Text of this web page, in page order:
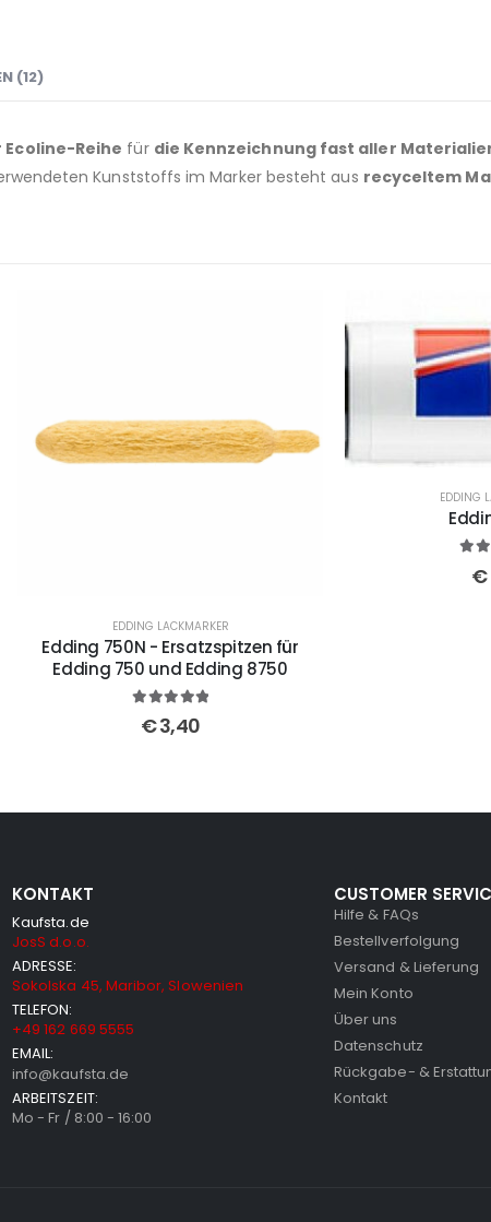
(12)
Reihe für die Kennzeichnung fast aller
Kunststoffs im Marker besteht aus recyceltem
EDDING LACKMARKER
Edding 750N - Ersatzspitzen für
Edding 750 und Edding 8750
out of 5
€3,40
EDDING
€
KONTAKT
Kaufsta.de
JosS d.o.o.
ADRESSE:
Sokolska 45, Maribor, Slowenien
TELEFON:
+49 162 669 5555
EMAIL:
info@kaufsta.de
ARBEITSZEIT:
Mo - Fr / 8:00 - 16:00
CUSTOMER
Hilfe & FAQs
Bestellverfolgung
Versand & Lieferung
Mein Konto
Über uns
Datenschutz
Rückgabe- &
Kontakt